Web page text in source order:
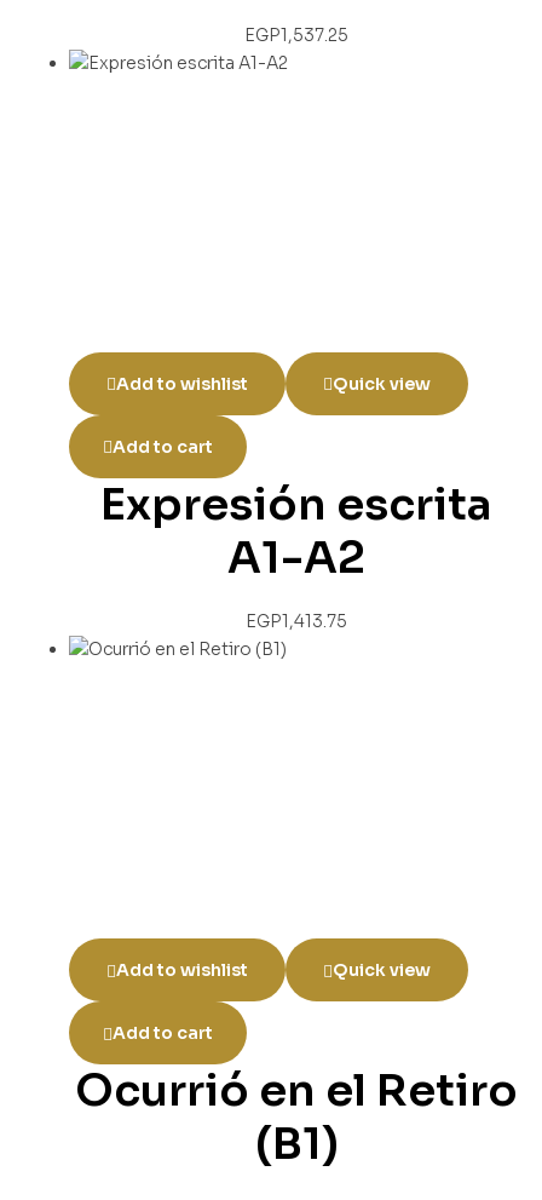
EGP1,537.25
Add to wishlist Quick view
Add to cart
Expresión escrita
A1-A2
EGP1,413.75
Add to wishlist Quick view
Add to cart
Ocurrió en el Retiro
(B1)